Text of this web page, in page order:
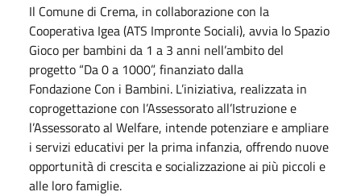
Il Comune di Crema, in collaborazione con la
Cooperativa Igea (ATS Impronte Sociali), avvia lo Spazio
Gioco per bambini da 1 a 3 anni nell’ambito del
progetto “Da 0 a 1000”, finanziato dalla
Fondazione Con i Bambini. L’iniziativa, realizzata in
coprogettazione con l’Assessorato all’Istruzione e
l’Assessorato al Welfare, intende potenziare e ampliare
i servizi educativi per la prima infanzia, offrendo nuove
opportunità di crescita e socializzazione ai più piccoli e
alle loro famiglie.